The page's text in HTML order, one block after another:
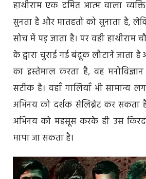
हाथीराम एक दमित आत्म वाला
सुनता है और मातहतों को सुनाता है,
सोच में पड़ जाता है। पर वही हाथीराम
के द्वारा चुराई गई बंदूक़ लौटाने जाता है
का इस्तेमाल करता है, वह
सटीक है। वहाँ गालियाँ भी सामान्य
अभिनय को दर्शक सेलिब्रेट कर सकता
अभिनय को महसूस करके ही उस
मापा जा सकता है।